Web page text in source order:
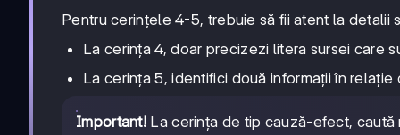
Pentru cerințele 4-5, trebuie să fii atent la detalii
La cerința 4, doar precizezi litera sursei care
La cerința 5, identifici două informații în
Important! La cerința de tip cauză-efect, caută